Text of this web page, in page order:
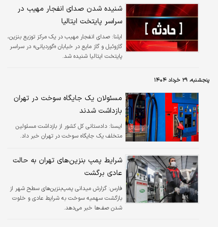
شنیده شدن صدای انفجار مهیب در
سراسر پایتخت ایتالیا
ایلنا: صدای انفجار مهیب در یک مرکز توزیع بنزین،
گازوئیل و گاز مایع‌ در خیابان «گوردیانی» در سراسر
پایتخت ایتالیا شنیده شد.
پنجشنبه، ۲۹ خرداد ۱۴۰۴
مسئولان یک جایگاه سوخت در تهران
بازداشت شدند
ايسنا: دادستانی کل کشور از بازداشت مسئولین
متخلف یک جایگاه سوخت در تهران خبر داد.
شرایط پمپ بنزین‌های تهران به حالت
عادی برگشت
فارس:گزارش میدانی پمپ‌بنزین‌های سطح شهر از
بازگشت سهمیه سوخت به شرایط عادی و خلوت
شدن صف‌ها خبر می‌دهد.